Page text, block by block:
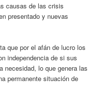
causas de las crisis
presentado y nuevas
que por el afán de lucro los
independencia de si sus
necesidad, lo que genera las
permanente situación de